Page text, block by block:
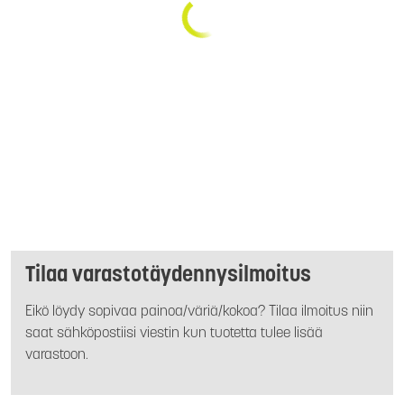
Tilaa varastotäydennysilmoitus
Eikö löydy sopivaa painoa/väriä/kokoa? Tilaa ilmoitus niin
saat sähköpostiisi viestin kun tuotetta tulee lisää
varastoon.